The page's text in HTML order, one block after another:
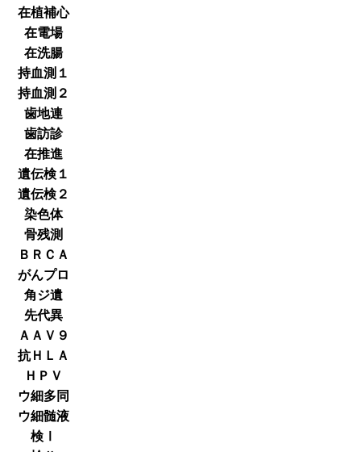
在植補心
在電場
在洗腸
持血測１
持血測２
歯地連
歯訪診
在推進
遺伝検１
遺伝検２
染色体
骨残測
ＢＲＣＡ
がんプロ
角ジ遺
先代異
ＡＡＶ９
抗ＨＬＡ
ＨＰＶ
ウ細多同
ウ細髄液
検Ⅰ